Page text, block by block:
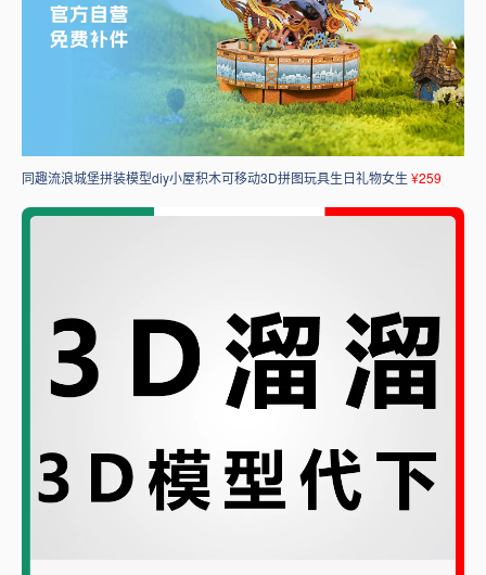
同趣流浪城堡拼装模型diy小屋积木可移动3D拼图玩具生日礼物女生 ¥259